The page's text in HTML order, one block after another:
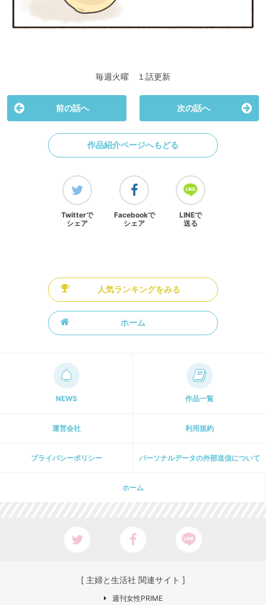
毎週火曜 １話更新
前の話へ 次の話へ
作品紹介ページへもどる
Twitterで
シェア
Facebookで
シェア
LINEで
送る
人気ランキングをみる
ホーム
NEWS 作品一覧
運営会社 利用規約
プライパシーポリシー パーソナルデータの外部送信について
ホーム
[ 主婦と生活社 関連サイト ]
週刊女性PRIME